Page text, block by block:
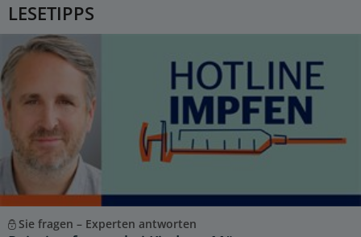
LESETIPPS
Sie fragen – Experten antworten